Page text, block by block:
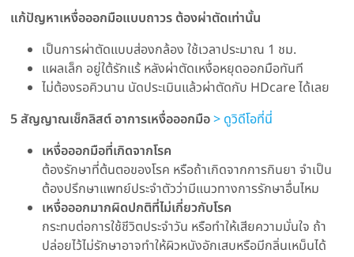
แก้ปัญหาเหงื่อออกมือแบบถาวร ต้องผ่าตัดเท่านั้น
เป็นการผ่าตัดแบบส่องกล้อง ใช้เวลาประมาณ 1 ชม.
แผลเล็ก อยู่ใต้รักแร้ หลังผ่าตัดเหงื่อหยุดออกมือทันที
ไม่ต้องรอคิวนาน นัดประเมินแล้วผ่าตัดกับ HDcare ได้เลย
5 สัญญาณเช็กลิสต์ อาการเหงื่อออกมือ> ดูวิดีโอที่นี่
เหงื่อออกมือที่เกิดจากโรค
ต้องรักษาที่ต้นตอของโรค หรือถ้าเกิดจากการกินยา จำเป็น
ต้องปรึกษาแพทย์ประจำตัวว่ามีแนวทางการรักษาอื่นไหม
เหงื่อออกมากผิดปกติที่ไม่เกี่ยวกับโรค
กระทบต่อการใช้ชีวิตประจำวัน หรือทำให้เสียความมั่นใจ ถ้า
ปล่อยไว้ไม่รักษาอาจทำให้ผิวหนังอักเสบหรือมีกลิ่นเหม็นได้